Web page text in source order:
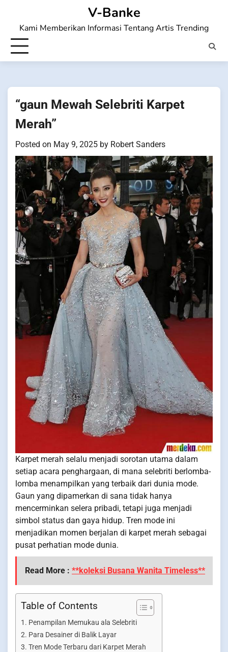
content
V-Banke
Kami Memberikan Informasi Tentang Artis Trending
“gaun Mewah Selebriti Karpet
Merah”
Posted on May 9, 2025 by Robert Sanders
Karpet merah selalu menjadi sorotan utama dalam
setiap acara penghargaan, di mana selebriti berlomba-
lomba menampilkan yang terbaik dari dunia mode.
Gaun yang dipamerkan di sana tidak hanya
mencerminkan selera pribadi, tetapi juga menjadi
simbol status dan gaya hidup. Tren mode ini
menjadikan momen berjalan di karpet merah sebagai
pusat perhatian mode dunia.
Read More : **koleksi Busana Wanita Timeless**
Table of Contents
Penampilan Memukau ala Selebriti
Para Desainer di Balik Layar
Tren Mode Terbaru dari Karpet Merah